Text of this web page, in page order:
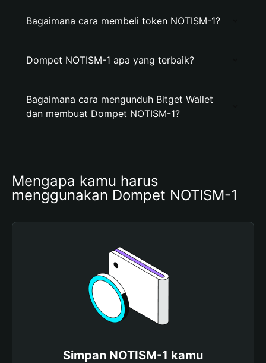
Bagaimana cara membeli token NOTISM-1?
Dompet NOTISM-1 apa yang terbaik?
Bagaimana cara mengunduh Bitget Wallet
dan membuat Dompet NOTISM-1?
Mengapa kamu harus
menggunakan Dompet NOTISM-1
Simpan NOTISM-1 kamu